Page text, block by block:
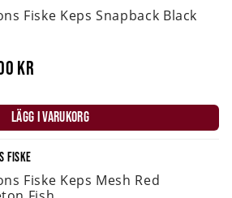
Fiske Keps Snapback Black
kr
LÄGG I VARUKORG
FISKE
Fiske Keps Mesh Red